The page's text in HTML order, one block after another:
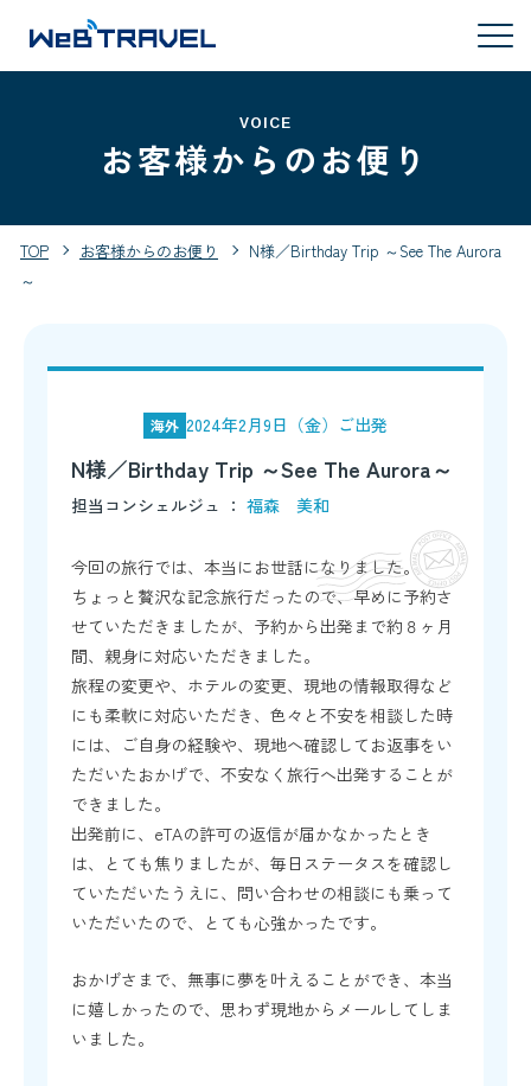
VOICE
お客様からのお便り
TOP お客様からのお便り
N様／Birthday Trip ～See The Aurora
～
海外 2024年2月9日（金）ご出発
N様／Birthday Trip ～See The Aurora～
担当コンシェルジュ ： 福森 美和
今回の旅行では、本当にお世話になりました。
ちょっと贅沢な記念旅行だったので、早めに予約さ
せていただきましたが、予約から出発まで約８ヶ月
間、親身に対応いただきました。
旅程の変更や、ホテルの変更、現地の情報取得など
にも柔軟に対応いただき、色々と不安を相談した時
には、ご自身の経験や、現地へ確認してお返事をい
ただいたおかげで、不安なく旅行へ出発することが
できました。
出発前に、eTAの許可の返信が届かなかったとき
は、とても焦りましたが、毎日ステータスを確認し
ていただいたうえに、問い合わせの相談にも乗って
いただいたので、とても心強かったです。
おかげさまで、無事に夢を叶えることができ、本当
に嬉しかったので、思わず現地からメールしてしま
いました。